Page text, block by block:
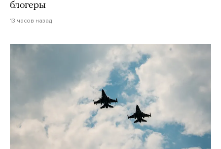
блогеры
13 часов назад